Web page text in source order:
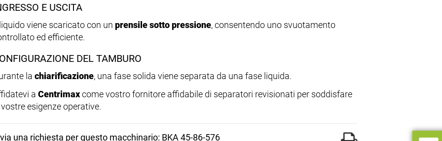
E USCITA
viene scaricato con un prensile sotto pressione, consentendo uno svuotamento
ed efficiente.
DEL TAMBURO
la chiarificazione, una fase solida viene separata da una fase liquida.
a Centrimaxcome vostro fornitore affidabile di separatori revisionati per soddisfare
esigenze operative.
una richiesta per questo macchinario: BKA 45-86-576